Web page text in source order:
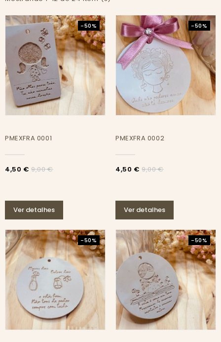
-50%
PMEXFRA 0001
4,50 € 9,00 €
Ver detalhes
-50%
PMEXFRA 0002
4,50 € 9,00 €
Ver detalhes
-50% -50%